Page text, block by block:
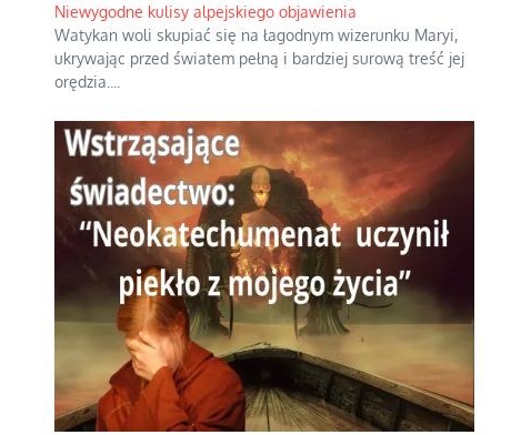
Niewygodne kulisy alpejskiego objawienia
Watykan woli skupiać się na łagodnym wizerunku Maryi,
ukrywając przed światem pełną i bardziej surową treść jej
orędzia.